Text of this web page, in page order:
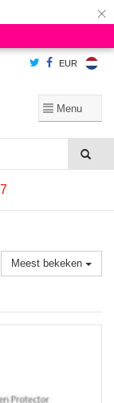
×
EUR
Meest bekeken
dat akkoord?
Ja